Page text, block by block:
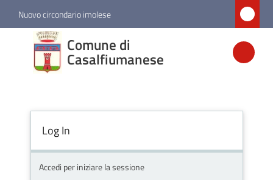
Vai al contenuto
Vai alla navigazione
Vai al footer
Nuovo circondario imolese
Comune di
Casalfiumanese
Comune di
Casalfiumanese
Amministrazione
Novità
Log In
Accedi per iniziare la sessione